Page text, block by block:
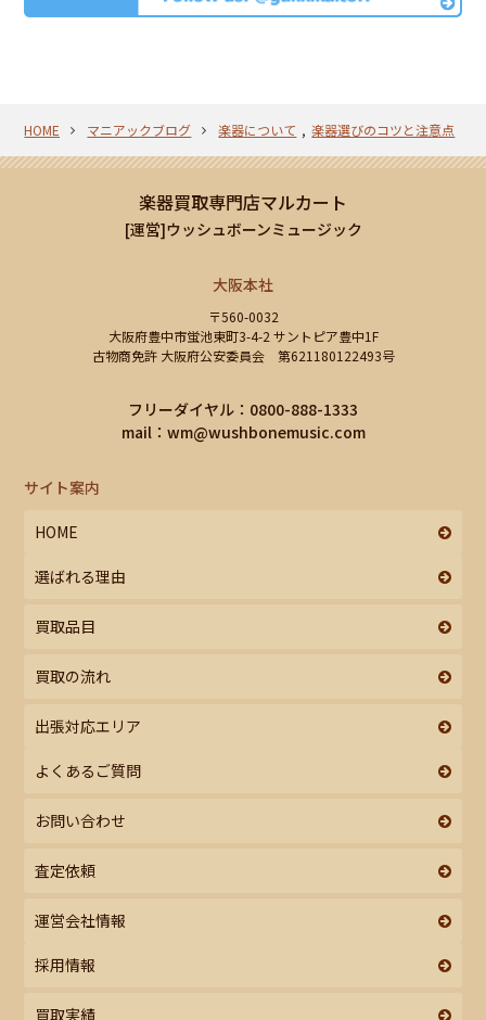
HOME マニアックブログ 楽器について 楽器選びのコツと注意点
楽器買取専門店マルカート
[運営]ウッシュボーンミュージック
大阪本社
〒560-0032
大阪府豊中市蛍池東町3-4-2 サントピア豊中1F
古物商免許 大阪府公安委員会 第621180122493号
フリーダイヤル：0800-888-1333
mail： wm@wushbonemusic.com
サイト案内
HOME
選ばれる理由
買取品目
買取の流れ
出張対応エリア
よくあるご質問
お問い合わせ
査定依頼
運営会社情報
採用情報
買取実績